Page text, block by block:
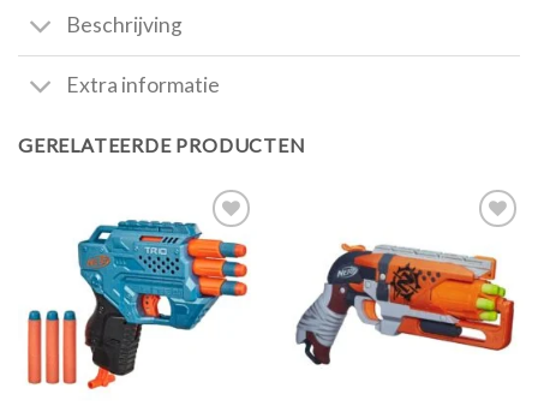
Beschrijving
Extra informatie
GERELATEERDE PRODUCTEN
Toevoegen
aan
verlanglijst
aan
verlanglijst